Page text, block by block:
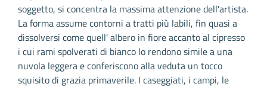
soggetto, si concentra la massima attenzione dell'artista.
La forma assume contorni a tratti più labili, fin quasi a
dissolversi come quell' albero in fiore accanto al cipresso
i cui rami spolverati di bianco lo rendono simile a una
nuvola leggera e conferiscono alla veduta un tocco
squisito di grazia primaverile. I caseggiati, i campi, le